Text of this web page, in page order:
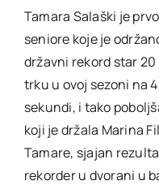
Akti SSAB
Kontakt
Tamara Salaški je
seniore koje je
državni rekord star
trku u ovoj sezoni na
sekundi, i tako
koji je držala Marina
Tamare, sjajan
rekorder u dvorani u